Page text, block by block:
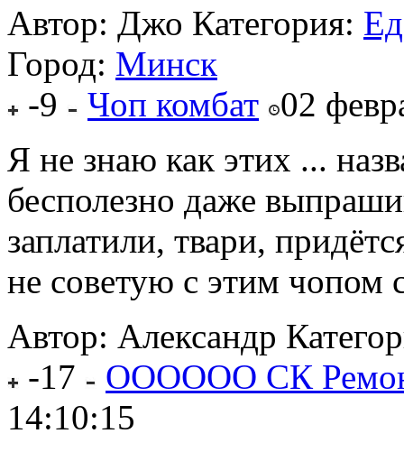
Автор: Джо Категория:
Город: Минск
-9
Чоп комбат 02
Я не знаю как этих ...
бесполезно даже
заплатили, твари,
не советую с этим чопом
Автор: Александр
-17
ОООООО СК
14:10:15